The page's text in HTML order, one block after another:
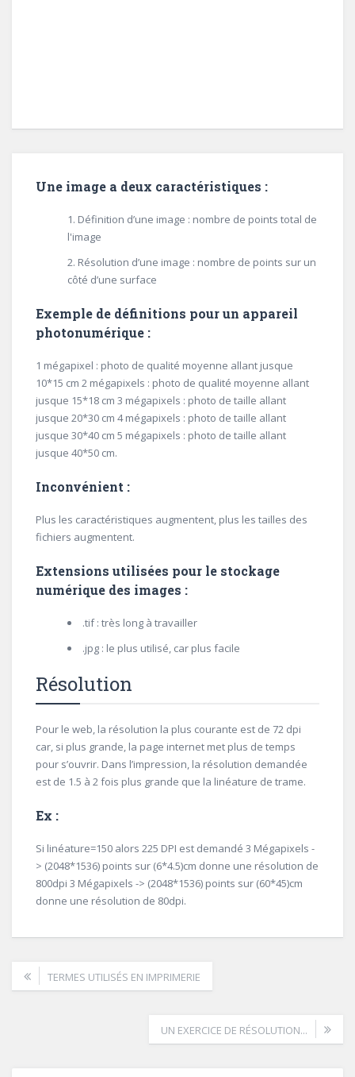
Une image a deux caractéristiques :
Définition d’une image : nombre de points total de
l'image
Résolution d’une image : nombre de points sur un
côté d’une surface
Exemple de définitions pour un appareil
photonumérique :
1 mégapixel : photo de qualité moyenne allant jusque
10*15 cm 2 mégapixels : photo de qualité moyenne allant
jusque 15*18 cm 3 mégapixels : photo de taille allant
jusque 20*30 cm 4 mégapixels : photo de taille allant
jusque 30*40 cm 5 mégapixels : photo de taille allant
jusque 40*50 cm.
Inconvénient :
Plus les caractéristiques augmentent, plus les tailles des
fichiers augmentent.
Extensions utilisées pour le stockage
numérique des images :
.tif : très long à travailler
.jpg : le plus utilisé, car plus facile
Résolution
Pour le web, la résolution la plus courante est de 72 dpi
car, si plus grande, la page internet met plus de temps
pour s’ouvrir. Dans l’impression, la résolution demandée
est de 1.5 à 2 fois plus grande que la linéature de trame.
Ex :
Si linéature=150 alors 225 DPI est demandé 3 Mégapixels -
> (2048*1536) points sur (6*4.5)cm donne une résolution de
800dpi 3 Mégapixels -> (2048*1536) points sur (60*45)cm
donne une résolution de 80dpi.
TERMES UTILISÉS EN IMPRIMERIE
UN EXERCICE DE RÉSOLUTION...